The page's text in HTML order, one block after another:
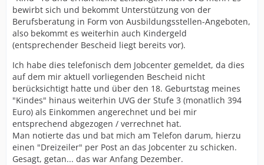
bewirbt sich und bekommt Unterstützung von der
Berufsberatung in Form von Ausbildungsstellen-Angeboten,
also bekommt es weiterhin auch Kindergeld
(entsprechender Bescheid liegt bereits vor).
Ich habe dies telefonisch dem Jobcenter gemeldet, da dies
auf dem mir aktuell vorliegenden Bescheid nicht
berücksichtigt hatte und über den 18. Geburtstag meines
"Kindes" hinaus weiterhin UVG der Stufe 3 (monatlich 394
Euro) als Einkommen angerechnet und bei mir
entsprechend abgezogen / verrechnet hat.
Man notierte das und bat mich am Telefon darum, hierzu
einen "Dreizeiler" per Post an das Jobcenter zu schicken.
Gesagt, getan... das war Anfang Dezember.